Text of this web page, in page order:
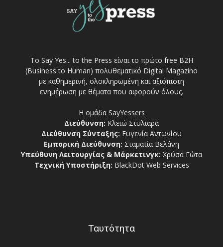
Το Say Yes... to the Press είναι το πρώτο free Β2Η
(Business to Human) πολυθεματικό Digital Magazino
με καθημερινή, ολοκληρωμένη και αξιόπιστη
ενημέρωση με θέματα που αφορούν όλους.
Η ομάδα SayYessers
Διεύθυνση: Κλειώ Στυλιαρά
Διεύθυνση Σύνταξης: Ευγενία Αντωνίου
Εμπορική Διεύθυνση: Σταματία Βελάνη
Υπεύθυνη Λειτουργίας & Μάρκετινγκ: Χρύσα Γώτα
Τεχνική Υποστήριξη: BlackDot Web Services
Ταυτότητα